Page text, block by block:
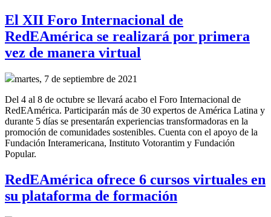
El XII Foro Internacional de
RedEAmérica se realizará por primera
vez de manera virtual
martes, 7 de septiembre de 2021
Del 4 al 8 de octubre se llevará acabo el Foro Internacional de
RedEAmérica. Participarán más de 30 expertos de América Latina y
durante 5 días se presentarán experiencias transformadoras en la
promoción de comunidades sostenibles. Cuenta con el apoyo de la
Fundación Interamericana, Instituto Votorantim y Fundación
Popular.
RedEAmérica ofrece 6 cursos virtuales en
su plataforma de formación